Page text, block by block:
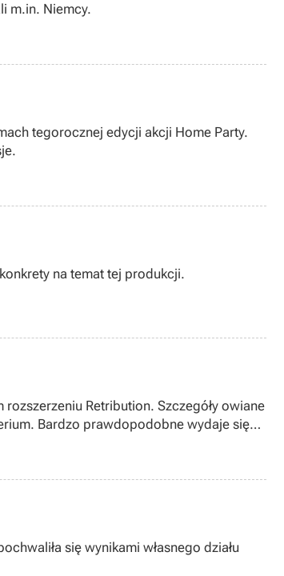
m.in. Niemcy.
tegorocznej edycji akcji Home Party.
na temat tej produkcji.
Retribution. Szczegóły owiane
Bardzo prawdopodobne wydaje się
się wynikami własnego działu